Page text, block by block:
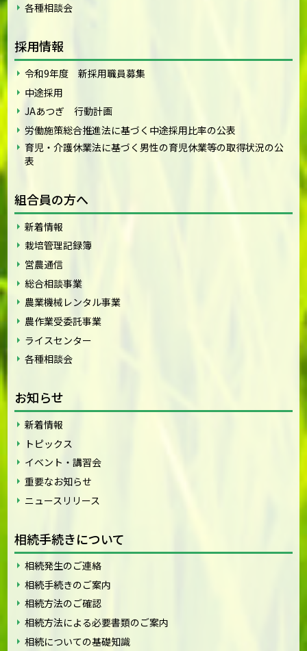
各種相談会
採用情報
令和9年度 新採用職員募集
中途採用
JAあつぎ 行動計画
労働施策総合推進法に基づく中途採用比率の公表
育児・介護休業法に基づく男性の育児休業等の取得状況の公
表
組合員の方へ
新着情報
栽培管理記録簿
営農通信
総合相談事業
農業機械レンタル事業
農作業受委託事業
ライスセンター
各種相談会
お知らせ
新着情報
トピックス
イベント・講習会
重要なお知らせ
ニュースリリース
相続手続きについて
相続発生のご連絡
相続手続きのご案内
相続方法のご確認
相続方法による必要書類のご案内
相続についての基礎知識